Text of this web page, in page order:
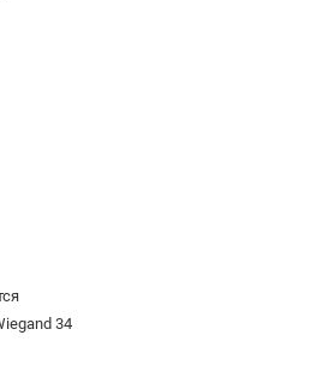
34